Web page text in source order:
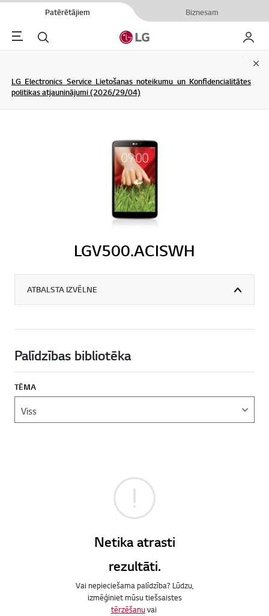
Patērētājiem Biznesam
Menu Meklēt Mans
LG Electronics Service Lietošanas noteikumu un Konfidencialitātes
politikas atjauninājumi (2026/29/04)
LGV500.ACISWH
ATBALSTA IZVĒLNE
Palīdzības bibliotēka
TĒMA
Netika atrasti
rezultāti.
Vai nepieciešama palīdzība? Lūdzu,
izmēģiniet mūsu tiešsaistes
tērzēšanuvai